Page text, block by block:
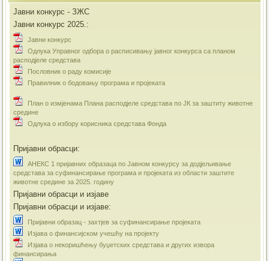
Јавни конкурс - ЗЖС
Јавни конкурс 2025.:
Jавни конкурс
Одлука Управног одбора о расписивању јавног конкурса са планом
расподјеле средстава
Пословник о раду комисије
Правилник о бодовању програма и пројеката
План о измјенама Плана расподјеле средстава по ЈК за заштиту животне
средине
Одлука о избору корисника средстава Фонда
Пријавни обрасци:
АНЕКС 1 пријавних образаца по Јавном конкурсу за додјељивање
средстава за суфинансирање програма и пројеката из области заштите
животне средине за 2025. годину
Пријавни обрасци и изјаве
Пријавни обрасци и изјаве:
Пријавни образац - захтјев за суфинансирање пројеката
Изјава о финансијском учешћу на пројекту
Изјава о некоришћењу буџетских средстава и других извора
финансирања